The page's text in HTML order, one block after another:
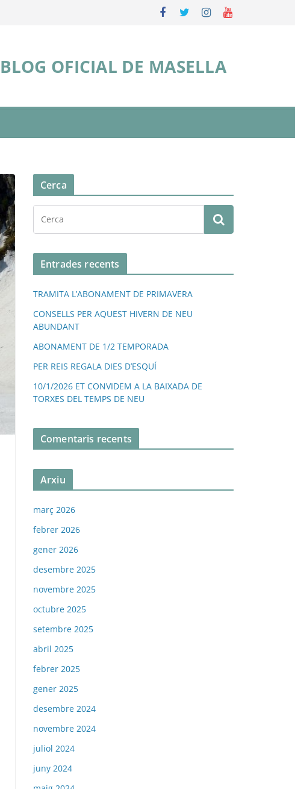
BLOG OFICIAL DE MASELLA
Cerca
Entrades recents
TRAMITA L’ABONAMENT DE PRIMAVERA
CONSELLS PER AQUEST HIVERN DE NEU
ABUNDANT
ABONAMENT DE 1/2 TEMPORADA
PER REIS REGALA DIES D’ESQUÍ
10/1/2026 ET CONVIDEM A LA BAIXADA DE
TORXES DEL TEMPS DE NEU
Comentaris recents
Arxiu
març 2026
febrer 2026
gener 2026
desembre 2025
novembre 2025
octubre 2025
setembre 2025
abril 2025
febrer 2025
gener 2025
desembre 2024
novembre 2024
juliol 2024
juny 2024